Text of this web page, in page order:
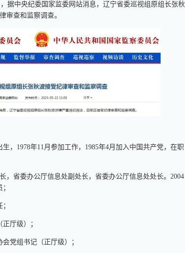
据中央纪委国家监委网站消息，辽宁省委巡视组原组长张秋
查和监察调查。
，1978年11月参加工作，1985年4月加入中国共产党，在职
，省委办公厅信息处副处长，省委办公厅信息处处长。2004
厅级）；
党组书记（正厅级）；